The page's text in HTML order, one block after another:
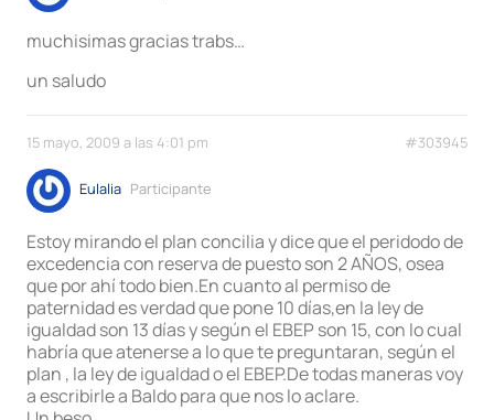
muchisimas gracias trabs…
un saludo
15 mayo, 2009 a las 4:01 pm #303945
Eulalia Participante
Estoy mirando el plan concilia y dice que el peridodo de
excedencia con reserva de puesto son 2 AÑOS, osea
que por ahí todo bien.En cuanto al permiso de
paternidad es verdad que pone 10 días,en la ley de
igualdad son 13 días y según el EBEP son 15, con lo cual
habría que atenerse a lo que te preguntaran, según el
plan , la ley de igualdad o el EBEP.De todas maneras voy
a escribirle a Baldo para que nos lo aclare.